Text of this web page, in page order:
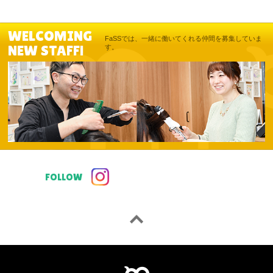
WELCOMING
NEW STAFF!
FaSSでは、一緒に働いてくれる仲間を募集していま
す。
FOLLOW